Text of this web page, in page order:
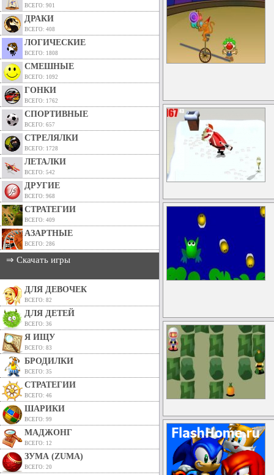
ВСЕГО: 901
ДРАКИ
ВСЕГО: 408
ЛОГИЧЕСКИЕ
ВСЕГО: 1808
СМЕШНЫЕ
ВСЕГО: 1092
ГОНКИ
ВСЕГО: 1762
СПОРТИВНЫЕ
ВСЕГО: 657
СТРЕЛЯЛКИ
ВСЕГО: 1728
ЛЕТАЛКИ
ВСЕГО: 542
ДРУГИЕ
ВСЕГО: 968
СТРАТЕГИИ
ВСЕГО: 409
АЗАРТНЫЕ
ВСЕГО: 286
⇒ Скачать игры
ДЛЯ ДЕВОЧЕК
ВСЕГО: 82
ДЛЯ ДЕТЕЙ
ВСЕГО: 36
Я ИЩУ
ВСЕГО: 83
БРОДИЛКИ
ВСЕГО: 35
СТРАТЕГИИ
ВСЕГО: 46
ШАРИКИ
ВСЕГО: 99
МАДЖОНГ
ВСЕГО: 12
ЗУМА (ZUMA)
ВСЕГО: 20